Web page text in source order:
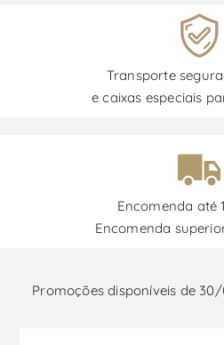
Transporte
e caixas especiais
Encomenda até
Encomenda
Promoções disponíveis de